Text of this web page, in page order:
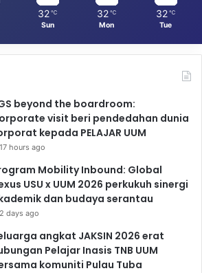
32 ℃
Sun
32 ℃
Mon
32 ℃
Tue
beyond the boardroom:
visit beri pendedahan dunia
kepada PELAJAR UUM
17 hours ago
Mobility Inbound: Global
USU x UUM 2026 perkukuh sinergi
dan budaya serantau
2 days ago
angkat JAKSIN 2026 erat
Pelajar Inasis TNB UUM
komuniti Pulau Tuba